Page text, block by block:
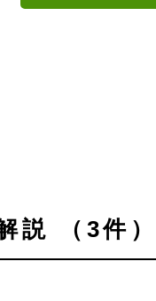
説 （3件）